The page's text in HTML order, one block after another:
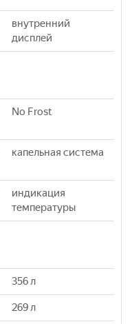
внутренний
дисплей
No Frost
капельная система
индикация
температуры
356 л
269 л